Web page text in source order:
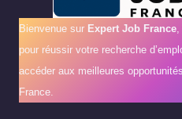
Bienvenue sur Expert Job France,
pour réussir votre recherche
accéder aux meilleures
France.